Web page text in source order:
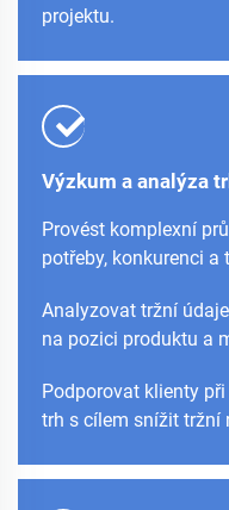
projektu.
Výzkum a analýza
Provést komplexní
potřeby, konkurenci a
Analyzovat tržní
na pozici produktu a
Podporovat klienty
trh s cílem snížit tržní